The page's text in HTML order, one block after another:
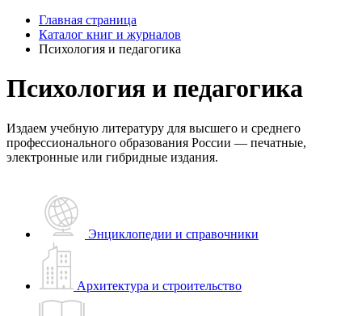
Главная страница
Каталог книг и журналов
Психология и педагогика
Психология и педагогика
Издаем учебную литературу для высшего и среднего
профессионального образования России — печатные,
электронные или гибридные издания.
Энциклопедии и справочники
Архитектура и строительство